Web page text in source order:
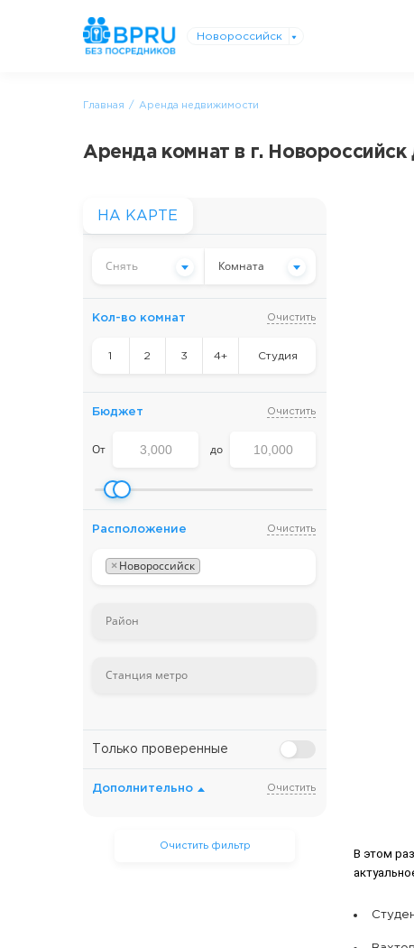
Новороссийск
Главная Аренда недвижимости
Аренда комнат в г.
Снять Комната
Кол-во комнат Очистить
1 2 3 4+ Студия
Бюджет Очистить
От до
Расположение Очистить
×Новороссийск
Только проверенные
Дополнительно Очистить
НА КАРТЕ
Очистить фильтр
В этом